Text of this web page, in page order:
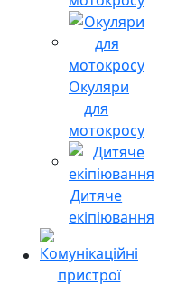
Окуляри
для
мотокросу
Дитяче
екіпіювання